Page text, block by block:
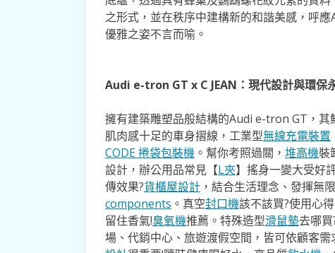
之形式，並在秩序中建構新的和諧美感，呼
優雅之姿不言而喻。
Audi e-tron GT x C JEAN：現代設計與環保
擁有建築雕塑品般結構的Audi e-tron GT，
肌肉感十足的車身摺線，工業型無線充電裝置
CODE 捲袋包裝機。幫你考照過關， 堆高機裝
設計，辦公用品常見【L夾】搖身一變大受好
傳效果?貨櫃屋設計，結合生活理念、發揮無
components 。真空封口機該不該買?使用心
留住香氣!臭氧機推薦。特殊造型滑鼠墊去哪
場、代銷中心、旅遊渡假空間，皆可依顧客需